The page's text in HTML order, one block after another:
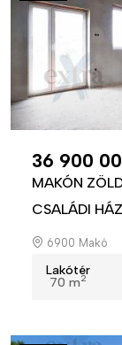
36 900
MAKÓN
CSALÁDI
6900 Makó
Lakótér
70 m2